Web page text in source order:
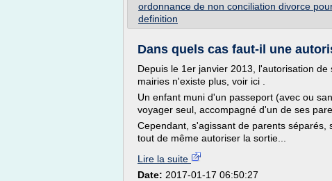
ordonnance de non conciliation divorce
definition
Dans quels cas faut-il une
Depuis le 1er janvier 2013, l'autorisation
mairies n'existe plus, voir ici .
Un enfant muni d'un passeport (avec ou
voyager seul, accompagné d'un de ses
Cependant, s'agissant de parents
tout de même autoriser la sortie...
Lire la suite
Date: 2017-01-17 06:50:27